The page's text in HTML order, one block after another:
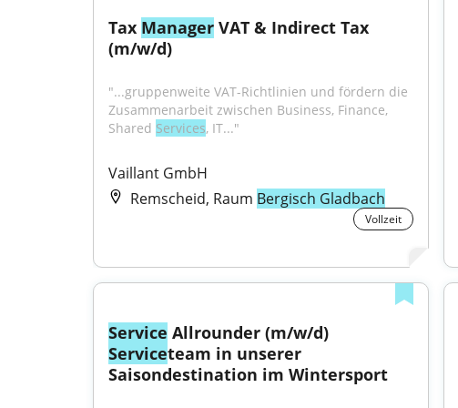
Tax Manager VAT & Indirect Tax
(m/w/d)
"...gruppenweite VAT-Richtlinien und fördern die
Zusammenarbeit zwischen Business, Finance,
Shared Services, IT..."
Vaillant GmbH
Remscheid, Raum Bergisch Gladbach
Vollzeit
Service
Serviceteam in unserer
Saisondestination im Wintersport